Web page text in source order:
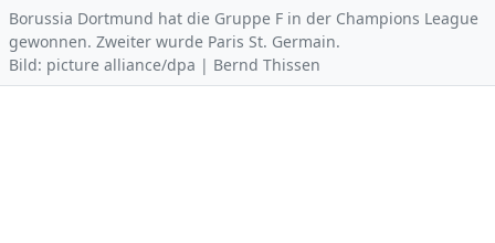
Borussia Dortmund hat die Gruppe F in der Champions League
gewonnen. Zweiter wurde Paris St. Germain.
Bild: picture alliance/dpa | Bernd Thissen